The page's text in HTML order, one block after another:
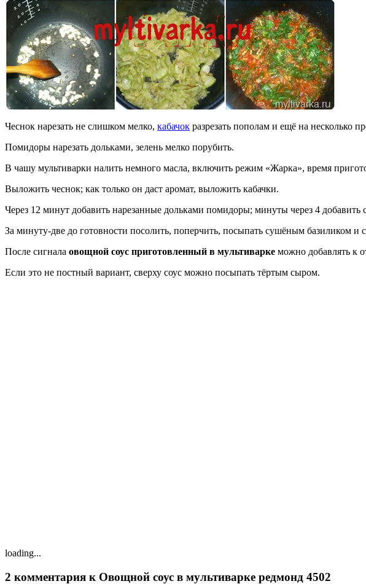
Чеснок нарезать не слишком мелко, кабачок разрезать пополам и ещё на несколько
Помидоры нарезать дольками, зелень мелко порубить.
В чашу мультиварки налить немного масла, включить режим «Жарка», время
Выложить чеснок; как только он даст аромат, выложить кабачки.
Через 12 минут добавить нарезанные дольками помидоры; минуты через 4 добавить
За минуту-две до готовности посолить, поперчить, посыпать сушёным базиликом и
После сигнала овощной соус приготовленный в мультиварке можно добавлять к
Если это не постный вариант, сверху соус можно посыпать тёртым сыром.
loading...
2 комментария к Овощной соус в мультиварке редмонд 4502